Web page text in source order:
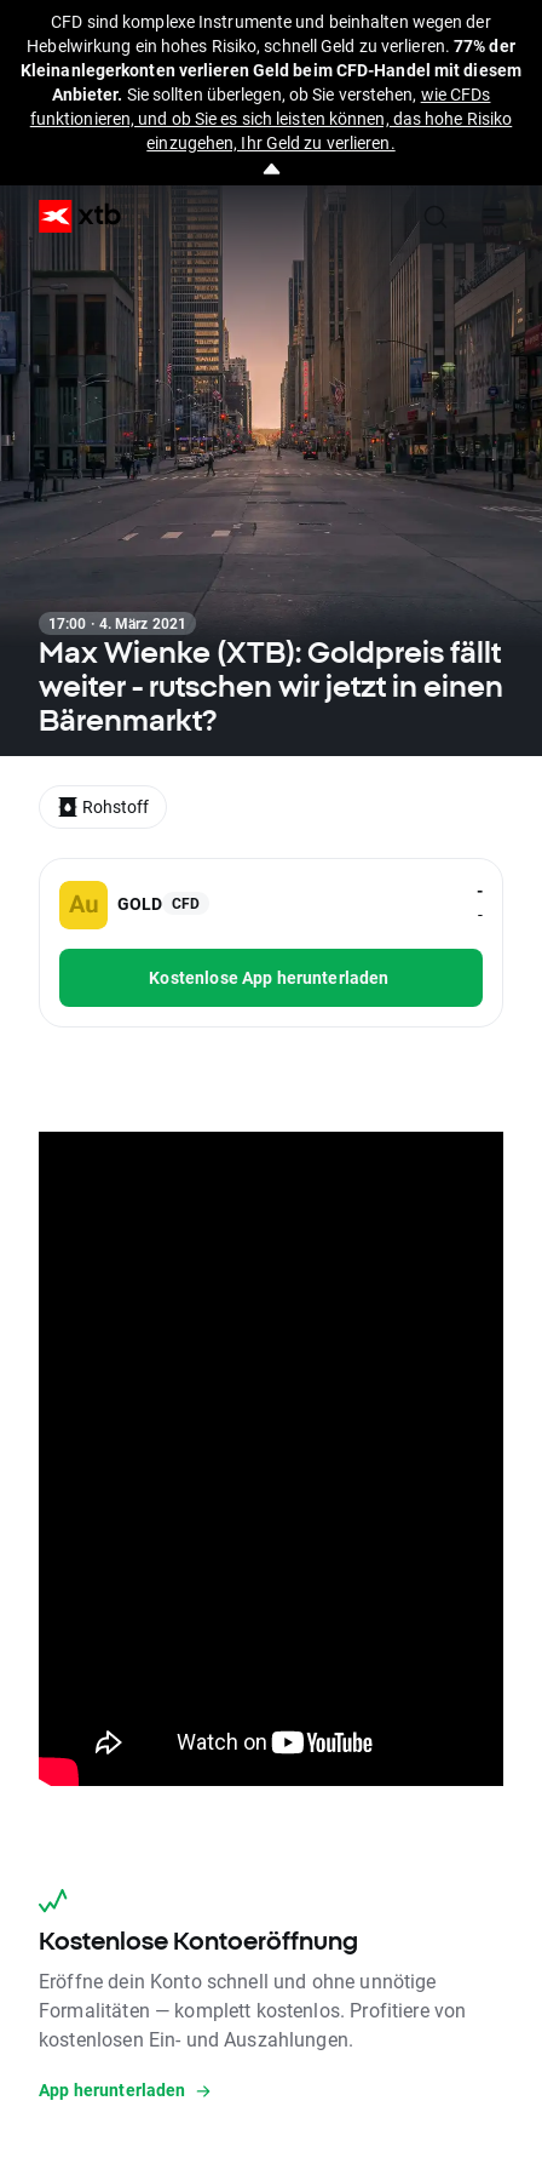
CFD sind komplexe Instrumente und beinhalten wegen der
Hebelwirkung ein hohes Risiko, schnell Geld zu verlieren.77% der
Kleinanlegerkonten verlieren Geld beim CFD-Handel mit diesem
Anbieter. Sie sollten überlegen, ob Sie verstehen, wie CFDs
funktionieren, und ob Sie es sich leisten können, das hohe Risiko
einzugehen, Ihr Geld zu verlieren.
17:00 · 4. März 2021
Max Wienke (XTB): Goldpreis fällt
weiter - rutschen wir jetzt in einen
Bärenmarkt?
GOLD CFD
-
-
Kostenlose App herunterladen
Kostenlose Kontoeröffnung
Eröffne dein Konto schnell und ohne unnötige
Formalitäten — komplett kostenlos. Profitiere von
kostenlosen Ein- und Auszahlungen.
App herunterladen
Rohstoff